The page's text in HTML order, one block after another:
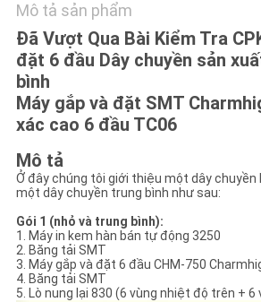
SƠ
ĐỒ
TRANG
WEB
CHÍNH
SÁCH
BẢO
MẬT
Mô tả sản phẩm
Đã Vượt Qua Bài Kiểm Tra
đặt 6 đầu Dây chuyền sản
bình
Máy gắp và đặt SMT
xác cao 6 đầu TC06
Mô tả
Ở đây chúng tôi giới thiệu một dây chuyền
một dây chuyền trung bình như sau:
Gói 1 (nhỏ và trung bình):
1. Máy in kem hàn bán tự động 3250
2. Băng tải SMT
3. Máy gắp và đặt 6 đầu CHM-750
4. Băng tải SMT
5. Lò nung lại 830 (6 vùng nhiệt độ trên +